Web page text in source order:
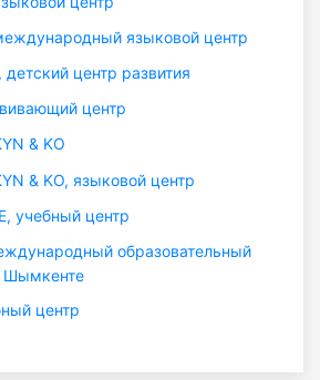
языковой центр
детский центр развития
центр
& KO
& KO, языковой центр
учебный центр
образовательный
Шымкенте
центр